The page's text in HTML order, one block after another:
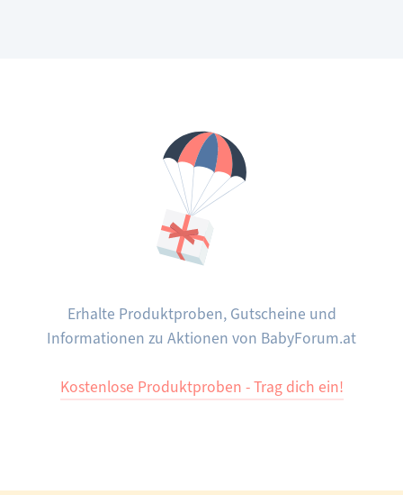
Erhalte Produktproben, Gutscheine und
Informationen zu Aktionen von BabyForum.at
Kostenlose Produktproben - Trag dich ein!